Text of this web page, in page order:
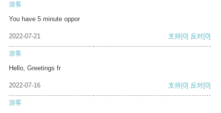
游客
You have 5 minute oppor
2022-07-21 支持[0] 反对[0]
游客
Hello, Greetings fr
2022-07-16 支持[0] 反对[0]
游客